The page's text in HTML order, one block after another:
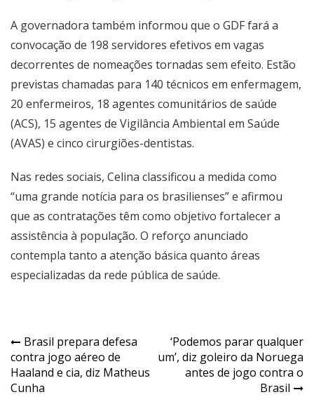
A governadora também informou que o GDF fará a
convocação de 198 servidores efetivos em vagas
decorrentes de nomeações tornadas sem efeito. Estão
previstas chamadas para 140 técnicos em enfermagem,
20 enfermeiros, 18 agentes comunitários de saúde
(ACS), 15 agentes de Vigilância Ambiental em Saúde
(AVAS) e cinco cirurgiões-dentistas.
Nas redes sociais, Celina classificou a medida como
“uma grande notícia para os brasilienses” e afirmou
que as contratações têm como objetivo fortalecer a
assistência à população. O reforço anunciado
contempla tanto a atenção básica quanto áreas
especializadas da rede pública de saúde.
Navegação
de
Post
Brasil prepara defesa
contra jogo aéreo de
Haaland e cia, diz Matheus
Cunha
‘Podemos parar qualquer
um’, diz goleiro da Noruega
antes de jogo contra o
Brasil